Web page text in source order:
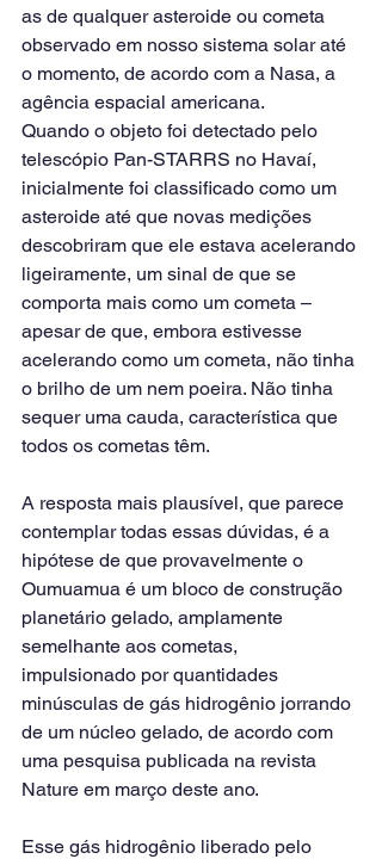
as de qualquer asteroide ou cometa
observado em nosso sistema solar até
o momento, de acordo com a Nasa, a
agência espacial americana.
Quando o objeto foi detectado pelo
telescópio Pan-STARRS no Havaí,
inicialmente foi classificado como um
asteroide até que novas medições
descobriram que ele estava acelerando
ligeiramente, um sinal de que se
comporta mais como um cometa –
apesar de que, embora estivesse
acelerando como um cometa, não tinha
o brilho de um nem poeira. Não tinha
sequer uma cauda, característica que
todos os cometas têm.
A resposta mais plausível, que parece
contemplar todas essas dúvidas, é a
hipótese de que provavelmente o
Oumuamua é um bloco de construção
planetário gelado, amplamente
semelhante aos cometas,
impulsionado por quantidades
minúsculas de gás hidrogênio jorrando
de um núcleo gelado, de acordo com
uma pesquisa publicada na revista
Nature em março deste ano.
Esse gás hidrogênio liberado pelo